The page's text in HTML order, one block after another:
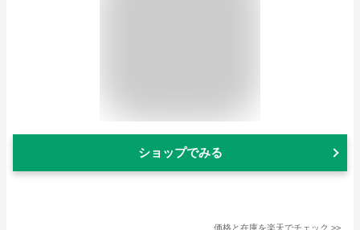
ショップでみる
価格と在庫を楽天でチェック >>